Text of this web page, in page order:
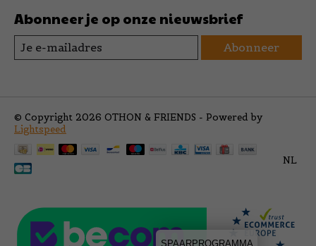
Abonneer je op onze nieuwsbrief
Abonneer
© Copyright 2026 OTHON & FRIENDS - Powered by
Lightspeed
NL
SPAARPROGRAMMA